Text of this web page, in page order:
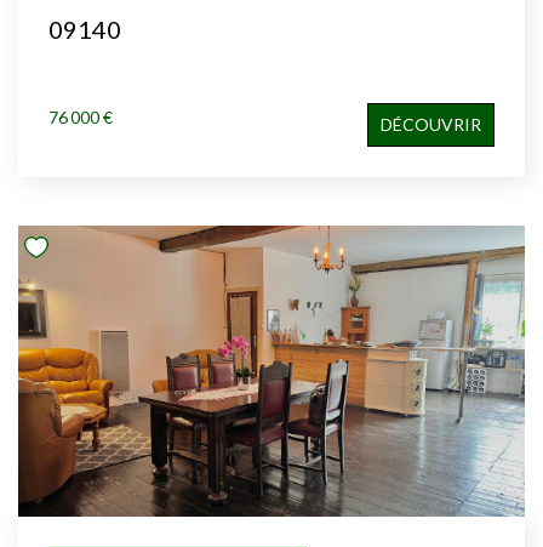
09140
76 000 € DÉCOUVRIR